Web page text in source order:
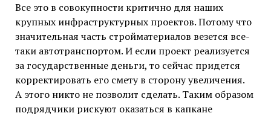
Все это в совокупности критично для наших
крупных инфраструктурных проектов. Потому что
значительная часть стройматериалов везется все-
таки автотранспортом. И если проект реализуется
за государственные деньги, то сейчас придется
корректировать его смету в сторону увеличения.
А этого никто не позволит сделать. Таким образом
подрядчики рискуют оказаться в капкане